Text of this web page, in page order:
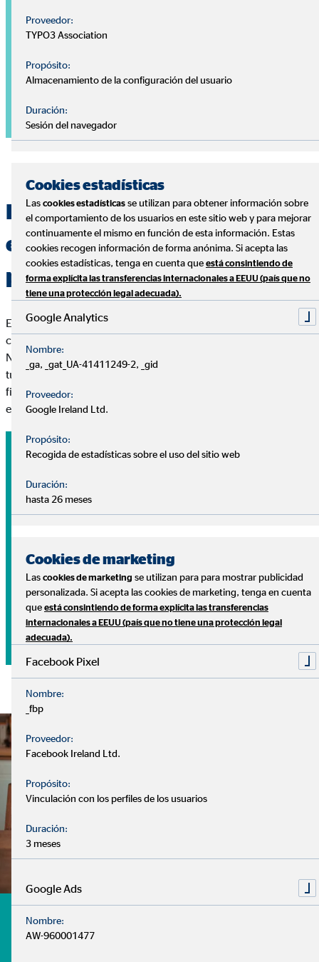
Especialistas en la gestión
eficiente de las finanzas
personales
En OVB respondemos a tus preguntas sin coste y sin
compromiso.
Nuestros consultores te ayudarán a diseñar un plan adaptado a
tus necesidades para ayudarte a conseguir tus metas
financieras y disfrutar de lo que más importa: tu tranquilidad
económica, tu salud y tu familia.
Tu dinero
¿Tienes dudas? te ayudamos
- ¿Cuándo debo comenzar a pensar en mi jubilación?
Proveedor:
TYPO3 Association
Propósito:
Almacenamiento de la configuración del usuario
Duración:
Sesión del navegador
Cookies estadísticas
Las cookies estadísticas se utilizan para obtener información sobre
el comportamiento de los usuarios en este sitio web y para mejorar
continuamente el mismo en función de esta información. Estas
cookies recogen información de forma anónima. Si acepta las
cookies estadísticas, tenga en cuenta que está consintiendo de
forma explícita las transferencias internacionales a EEUU (país que no
tiene una protección legal adecuada).
Google Analytics
Nombre:
_ga, _gat_UA-41411249-2, _gid
Proveedor:
Google Ireland Ltd.
Propósito:
Recogida de estadísticas sobre el uso del sitio web
Duración:
hasta 26 meses
Cookies de marketing
Las cookies de marketing se utilizan para para mostrar publicidad
personalizada. Si acepta las cookies de marketing, tenga en cuenta
que está consintiendo de forma explícita las transferencias
internacionales a EEUU (país que no tiene una protección legal
adecuada).
Facebook Pixel
Nombre:
_fbp
Proveedor:
Facebook Ireland Ltd.
Propósito:
Vinculación con los perfiles de los usuarios
Duración:
3 meses
Google Ads
Nombre:
AW-960001477